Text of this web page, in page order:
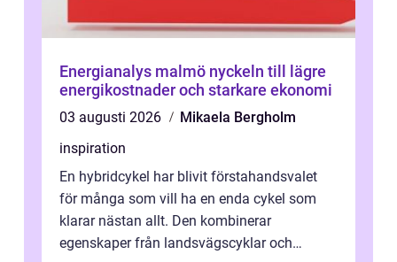
Energianalys malmö nyckeln till lägre
energikostnader och starkare ekonomi
03 augusti 2026
Mikaela Bergholm
inspiration
En hybridcykel har blivit förstahandsvalet
för många som vill ha en enda cykel som
klarar nästan allt. Den kombinerar
egenskaper från landsvägscyklar och